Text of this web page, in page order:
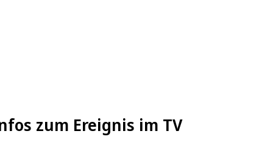
zum Ereignis im TV